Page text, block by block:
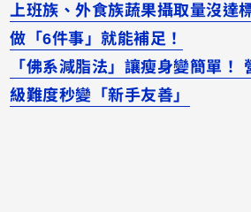
上班族、外食族蔬果攝取量沒達
做「6件事」就能補足！
「佛系減脂法」讓瘦身變簡單！
級難度秒變「新手友善」